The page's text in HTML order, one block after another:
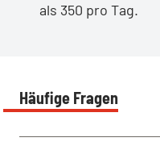
als 350 pro Tag.
Häufige Fragen